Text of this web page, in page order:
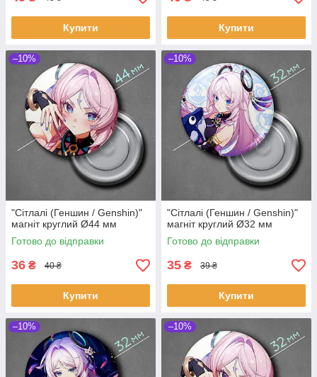
Купити Купити
–10%
"Сітлалі (Геншин / Genshin)"
магніт круглий Ø44 мм
Готово до відправки
36 ₴ 40 ₴
Купити
–10%
"Сітлалі (Геншин / Genshin)"
магніт круглий Ø32 мм
Готово до відправки
35 ₴ 39 ₴
Купити
–10% –10%